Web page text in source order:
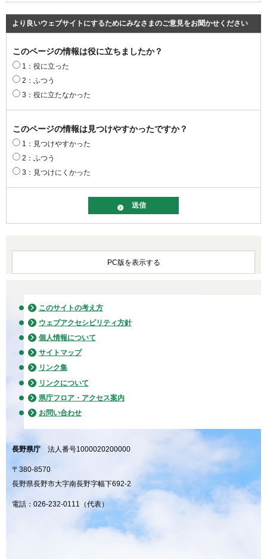
より良いウェブサイトにするためにみなさまのご意見をお聞かせください
このページの情報は役に立ちましたか？
1：役に立った
2：ふつう
3：役に立たなかった
このページの情報は見つけやすかったですか？
1：見つけやすかった
2：ふつう
3：見つけにくかった
PC版を表示する
このサイトの考え方
ウェブアクセシビリティ方針
個人情報について
サイトマップ
リンク集
リンクについて
県庁フロア・アクセス案内
お問い合わせ
長野県庁 法人番号1000020200000
〒380-8570
長野県長野市大字南長野字幅下692-2
電話：026-232-0111（代表）